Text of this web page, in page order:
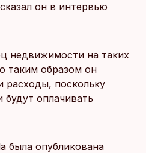
он в интервью
недвижимости на таких
таким образом он
расходы, поскольку
оплачивать
была опубликована